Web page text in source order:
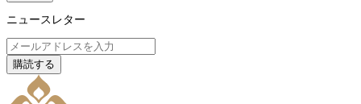
ニュースレター
購読する